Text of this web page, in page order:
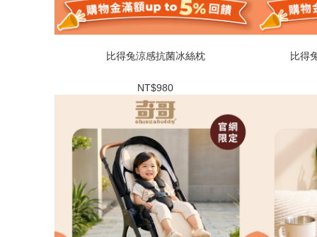
比得兔涼感抗菌冰絲枕
NT$980
比得